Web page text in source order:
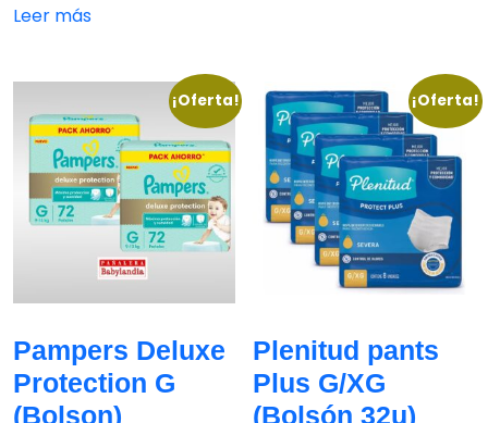
Leer más
¡Oferta!
Pampers Deluxe
Protection G
(Bolson)
¡Oferta!
Plenitud pants
Plus G/XG
(Bolsón 32u)